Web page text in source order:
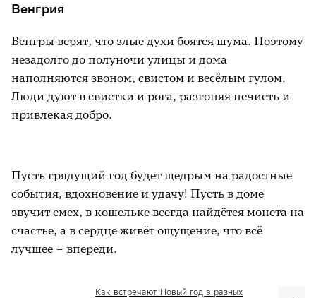
Венгрия
Венгры верят, что злые духи боятся шума. Поэтому
незадолго до полуночи улицы и дома
наполняются звоном, свистом и весёлым гулом.
Люди дуют в свистки и рога, разгоняя нечисть и
привлекая добро.
Пусть грядущий год будет щедрым на радостные
события, вдохновение и удачу! Пусть в доме
звучит смех, в кошельке всегда найдётся монета на
счастье, а в сердце живёт ощущение, что всё
лучшее – впереди.
Как встречают Новый год в разных